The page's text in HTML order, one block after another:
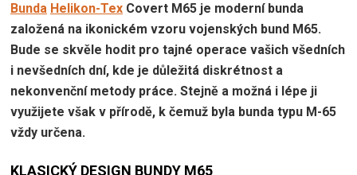
Bunda Helikon-Tex Covert M65 je moderní bunda
založená na ikonickém vzoru vojenských bund M65.
Bude se skvěle hodit pro tajné operace vašich všedních
i nevšedních dní, kde je důležitá diskrétnost a
nekonvenční metody práce. Stejně a možná i lépe ji
využijete však v přírodě, k čemuž byla bunda typu M-65
vždy určena.
KLASICKÝ DESIGN BUNDY M65